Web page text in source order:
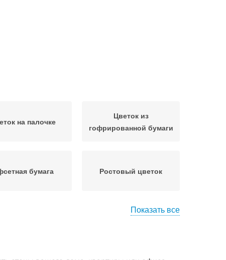
на палочке
Цветок из
гофрированной бумаги
бумага Ростовый цветок
Показать все